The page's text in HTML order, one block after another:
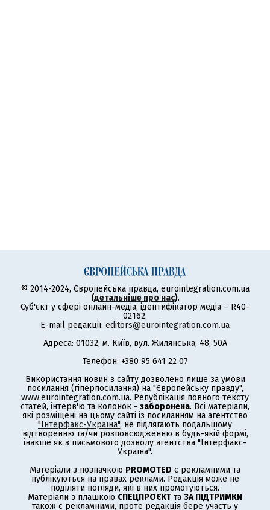
© 2014-2024, Європейська правда, eurointegration.com.ua
(детальніше про нас).
Суб'єкт у сфері онлайн-медіа; ідентифікатор медіа – R40-
02162.
E-mail редакції: editors@eurointegration.com.ua
Адреса: 01032, м. Київ, вул. Жилянська, 48, 50А
Телефон: +380 95 641 22 07
Використання новин з сайту дозволено лише за умови
посилання (гіперпосилання) на "Європейську правду",
www.eurointegration.com.ua. Републікація повного тексту
статей, інтерв'ю та колонок - заборонена. Всі матеріали,
які розміщені на цьому сайті із посиланням на агентство
"Інтерфакс-Україна", не підлягають подальшому
відтворенню та/чи розповсюдженню в будь-якій формі,
інакше як з письмового дозволу агентства "Інтерфакс-
Україна".
Матеріали з позначкою PROMOTED є рекламними та
публікуються на правах реклами. Редакція може не
поділяти погляди, які в них промотуються.
Матеріали з плашкою СПЕЦПРОЄКТ та ЗА ПІДТРИМКИ
також є рекламними, проте редакція бере участь у